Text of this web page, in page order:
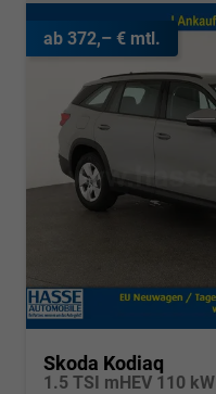
ab 372,– € mtl.
Skoda Kodiaq